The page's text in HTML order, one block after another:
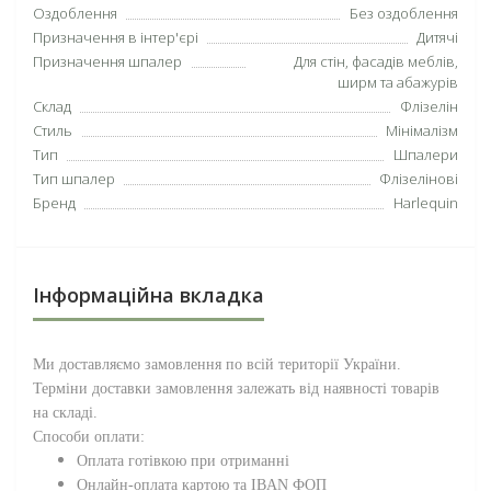
Оздоблення
Без оздоблення
Призначення в інтер'єрі
Дитячі
Призначення шпалер
Для стін, фасадів меблів,
ширм та абажурів
Склад
Флізелін
Стиль
Мінімалізм
Тип
Шпалери
Тип шпалер
Флізелінові
Бренд
Harlequin
Інформаційна вкладка
Ми доставляємо замовлення по всій території України.
Терміни доставки замовлення залежать від наявності товарів
на складі.
Способи оплати:
Оплата готівкою при отриманні
Онлайн-оплата картою та IBAN ФОП